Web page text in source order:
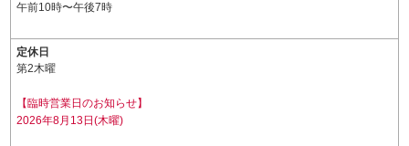
午前10時〜午後7時
定休日
第2木曜
【臨時営業日のお知らせ】
2026年8月13日(木曜)